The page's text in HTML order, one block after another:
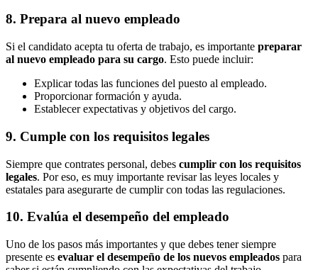
8. Prepara al nuevo empleado
Si el candidato acepta tu oferta de trabajo, es importante preparar
al nuevo empleado para su cargo. Esto puede incluir:
Explicar todas las funciones del puesto al empleado.
Proporcionar formación y ayuda.
Establecer expectativas y objetivos del cargo.
9. Cumple con los requisitos legales
Siempre que contrates personal, debes cumplir con los requisitos
legales. Por eso, es muy importante revisar las leyes locales y
estatales para asegurarte de cumplir con todas las regulaciones.
10. Evalúa el desempeño del empleado
Uno de los pasos más importantes y que debes tener siempre
presente es evaluar el desempeño de los nuevos empleados para